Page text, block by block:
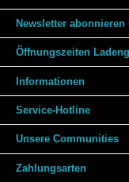
Newsletter
Öffnungszeiten
Informationen
Service-Hotline
Unsere Communities
Zahlungsarten